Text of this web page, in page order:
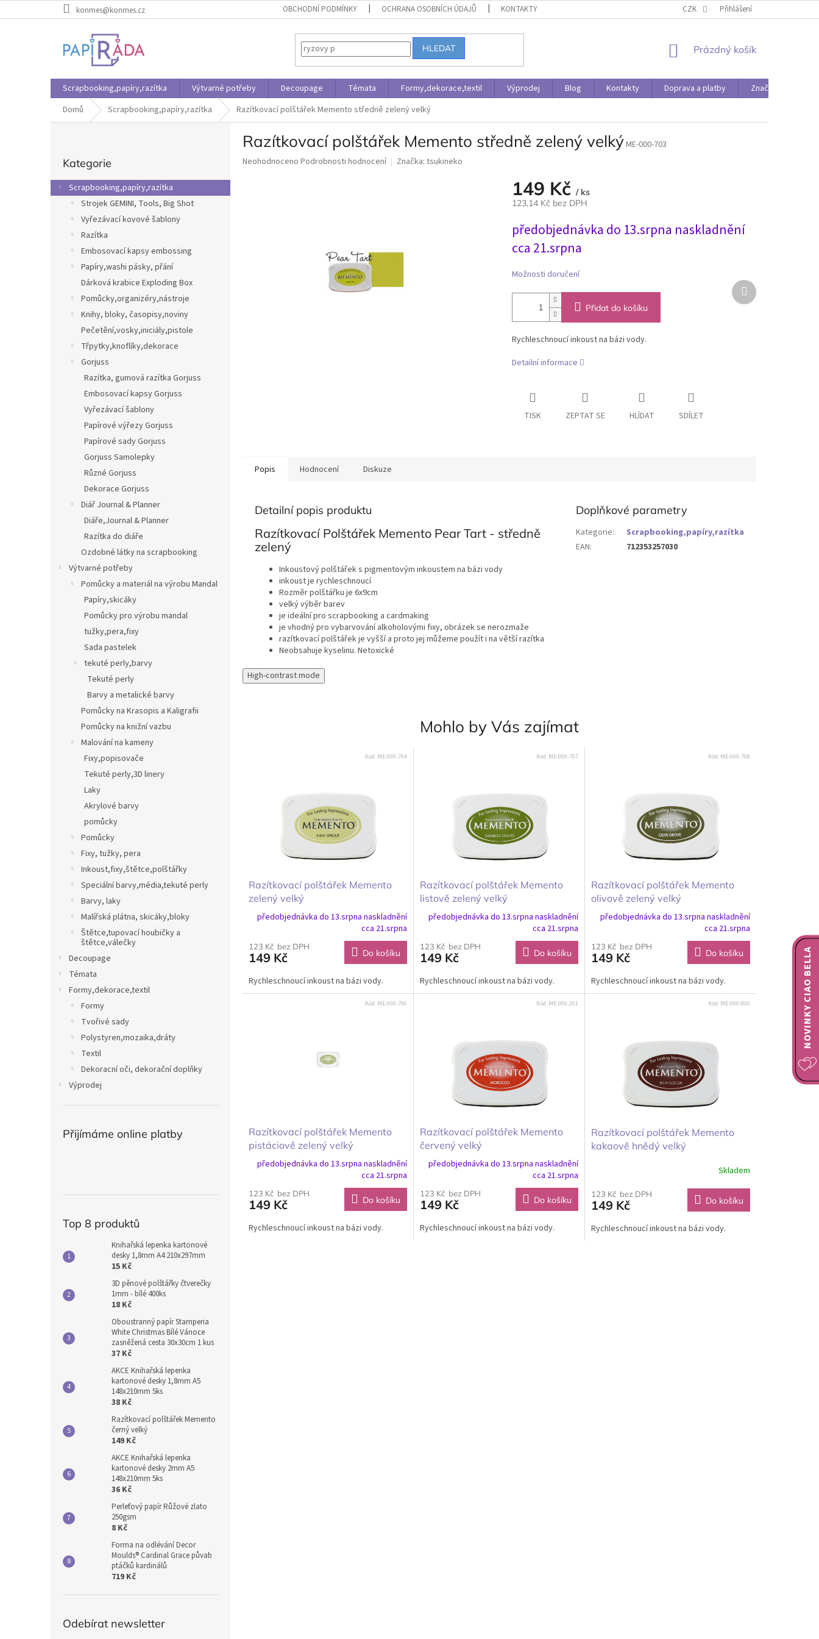
na
konmes@konmes.cz OBCHODNÍ PODMÍNKY OCHRANA OSOBNÍCH ÚDAJŮ KONTAKTY DOPRAVA A PLATBY
CZK Přihlášení
HLEDAT
NÁKUPNÍ
Prázdný košík
Scrapbooking,papíry,razítka Výtvarné potřeby Decoupage Témata Formy,dekorace,textil Výprodej Blog Kontakty Doprava a platby
Značky
Domů
Scrapbooking,papíry,razítka Razítkovací polštářek Memento středně zelený velký
r
a
kategorie
Kategorie
Scrapbooking,papíry,razítka
Strojek GEMINI, Tools, Big Shot
Vyřezávací kovové šablony
Razítka
Embosovací kapsy embossing
Papíry,washi pásky, přání
Dárková krabice Exploding Box
Pomůcky,organizéry,nástroje
Knihy, bloky, časopisy,noviny
Pečetění,vosky,iniciály,pistole
Třpytky,knoflíky,dekorace
Gorjuss
Razítka, gumová razítka Gorjuss
Embosovací kapsy Gorjuss
Vyřezávací šablony
Papírové výřezy Gorjuss
Papírové sady Gorjuss
Gorjuss Samolepky
Různé Gorjuss
Dekorace Gorjuss
Diář Journal & Planner
Diáře,Journal & Planner
Razítka do diáře
Ozdobné látky na scrapbooking
Výtvarné potřeby
Pomůcky a materiál na výrobu Mandal
Papíry,skicáky
Pomůcky pro výrobu mandal
tužky,pera,fixy
Sada pastelek
tekuté perly,barvy
Tekuté perly
Barvy a metalické barvy
Pomůcky na Krasopis a Kaligrafii
Pomůcky na knižní vazbu
Malování na kameny
Fixy,popisovače
Tekuté perly,3D linery
Laky
Akrylové barvy
pomůcky
Pomůcky
Fixy, tužky, pera
Inkoust,fixy,štětce,polštářky
Speciální barvy,média,tekuté perly
Barvy, laky
Malířská plátna, skicáky,bloky
Štětce,tupovací houbičky a
štětce,válečky
Decoupage
Témata
Formy,dekorace,textil
Formy
Tvořivé sady
Polystyren,mozaika,dráty
Textil
Dekoracní oči, dekorační doplňky
Výprodej
Přijímáme online platby
Top 8 produktů
Knihařská lepenka kartonové
desky 1,8mm A4 210x297mm
15 Kč
3D pěnové polštářky čtverečky
1mm - bílé 400ks
18 Kč
Oboustranný papír Stamperia
White Christmas Bílé Vánoce
zasněžená cesta 30x30cm 1 kus
37 Kč
AKCE Knihařská lepenka
kartonové desky 1,8mm A5
148x210mm 5ks
38 Kč
Razítkovací polštářek Memento
černý velký
149 Kč
AKCE Knihařská lepenka
kartonové desky 2mm A5
148x210mm 5ks
36 Kč
Perleťový papír Růžové zlato
250gsm
8 Kč
Forma na odlévání Decor
Moulds® Cardinal Grace půvab
ptáčků kardinálů
719 Kč
Odebírat newsletter
Razítkovací polštářek Memento středně zelený velkýME-000-703
Průměrné
Neohodnoceno Podrobnosti hodnocení Značka: tsukineko
149 Kč / ks
123,14 Kč bez DPH
cena:
předobjednávka do 13.srpna naskladnění
cca 21.srpna
Možnosti doručení
Přidat do košíku
Rychleschnoucí inkoust na bázi vody.
Detailní informace
TISK ZEPTAT SE HLÍDAT SDÍLET
Další
produkt
Popis Hodnocení Diskuze
Detailní popis produktu
Razítkovací Polštářek Memento Pear Tart - středně
zelený
Inkoustový polštářek s pigmentovým inkoustem na bázi vody
inkoust je rychleschnoucí
Rozměr polštářku je 6x9cm
velký výběr barev
je ideální pro scrapbooking a cardmaking
je vhodný pro vybarvování alkoholovými fixy, obrázek se nerozmaže
razítkovací polštářek je vyšší a proto jej můžeme použít i na větší razítka
Neobsahuje kyselinu. Netoxické
Doplňkové parametry
Kategorie:
Scrapbooking,papíry,razítka
EAN: 712353257030
High-contrast mode
Mohlo by Vás zajímat
Razítkovací polštářek Memento
zelený velký
předobjednávka do 13.srpna naskladnění
cca 21.srpna
123 Kč bez DPH
149 Kč Do košíku
Rychleschnoucí inkoust na bázi vody.
Kód: ME-000-704
Razítkovací polštářek Memento
listově zelený velký
předobjednávka do 13.srpna naskladnění
cca 21.srpna
123 Kč bez DPH
149 Kč Do košíku
Rychleschnoucí inkoust na bázi vody.
Kód: ME-000-707
Razítkovací polštářek Memento
olivově zelený velký
předobjednávka do 13.srpna naskladnění
cca 21.srpna
123 Kč bez DPH
149 Kč Do košíku
Rychleschnoucí inkoust na bázi vody.
Kód: ME-000-708
Razítkovací polštářek Memento
pistáciově zelený velký
předobjednávka do 13.srpna naskladnění
cca 21.srpna
123 Kč bez DPH
149 Kč Do košíku
Rychleschnoucí inkoust na bázi vody.
Kód: ME-000-706
Razítkovací polštářek Memento
červený velký
předobjednávka do 13.srpna naskladnění
cca 21.srpna
123 Kč bez DPH
149 Kč Do košíku
Rychleschnoucí inkoust na bázi vody.
Kód: ME-000-201
Razítkovací polštářek Memento
kakaově hnědý velký
Skladem
123 Kč bez DPH
149 Kč Do košíku
Rychleschnoucí inkoust na bázi vody.
Kód: ME-000-800 NOVINKY CIAO BELLA